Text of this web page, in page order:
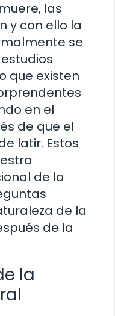
las
y con ello la
se
que existen
en el
de que el
latir. Estos
de la
de la
de la
la